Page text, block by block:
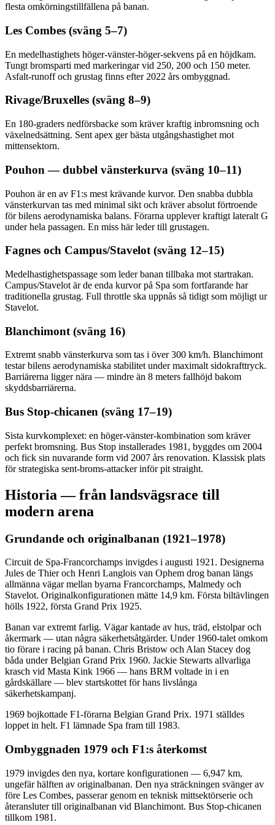
flesta omkörningstillfällena på banan.
Les Combes (sväng 5–7)
En medelhastighets höger-vänster-höger-sekvens på en höjdkam.
Tungt bromsparti med markeringar vid 250, 200 och 150 meter.
Asfalt-runoff och grustag finns efter 2022 års ombyggnad.
Rivage/Bruxelles (sväng 8–9)
En 180-graders nedförsbacke som kräver kraftig inbromsning och
växelnedsättning. Sent apex ger bästa utgångshastighet mot
mittensektorn.
Pouhon — dubbel vänsterkurva (sväng 10–11)
Pouhon är en av F1:s mest krävande kurvor. Den snabba dubbla
vänsterkurvan tas med minimal sikt och kräver absolut förtroende
för bilens aerodynamiska balans. Förarna upplever kraftigt lateralt G
under hela passagen. En miss här leder till grustagen.
Fagnes och Campus/Stavelot (sväng 12–15)
Medelhastighetspassage som leder banan tillbaka mot startrakan.
Campus/Stavelot är de enda kurvor på Spa som fortfarande har
traditionella grustag. Full throttle ska uppnås så tidigt som möjligt ur
Stavelot.
Blanchimont (sväng 16)
Extremt snabb vänsterkurva som tas i över 300 km/h. Blanchimont
testar bilens aerodynamiska stabilitet under maximalt sidokrafttryck.
Barriärerna ligger nära — mindre än 8 meters fallhöjd bakom
skyddsbarriärerna.
Bus Stop-chicanen (sväng 17–19)
Sista kurvkomplexet: en höger-vänster-kombination som kräver
perfekt bromsning. Bus Stop installerades 1981, byggdes om 2004
och fick sin nuvarande form vid 2007 års renovation. Klassisk plats
för strategiska sent-broms-attacker inför pit straight.
Historia — från landsvägsrace till
modern arena
Grundande och originalbanan (1921–1978)
Circuit de Spa-Francorchamps invigdes i augusti 1921. Designerna
Jules de Thier och Henri Langlois van Ophem drog banan längs
allmänna vägar mellan byarna Francorchamps, Malmedy och
Stavelot. Originalkonfigurationen mätte 14,9 km. Första biltävlingen
hölls 1922, första Grand Prix 1925.
Banan var extremt farlig. Vägar kantade av hus, träd, elstolpar och
åkermark — utan några säkerhetsåtgärder. Under 1960-talet omkom
tio förare i racing på banan. Chris Bristow och Alan Stacey dog
båda under Belgian Grand Prix 1960. Jackie Stewarts allvarliga
krasch vid Masta Kink 1966 — hans BRM voltade in i en
gårdskällare — blev startskottet för hans livslånga
säkerhetskampanj.
1969 bojkottade F1-förarna Belgian Grand Prix. 1971 ställdes
loppet in helt. F1 lämnade Spa fram till 1983.
Ombyggnaden 1979 och F1:s återkomst
1979 invigdes den nya, kortare konfigurationen — 6,947 km,
ungefär hälften av originalbanan. Den nya sträckningen svänger av
före Les Combes, passerar genom en teknisk mittsektörserie och
återansluter till originalbanan vid Blanchimont. Bus Stop-chicanen
tillkom 1981.